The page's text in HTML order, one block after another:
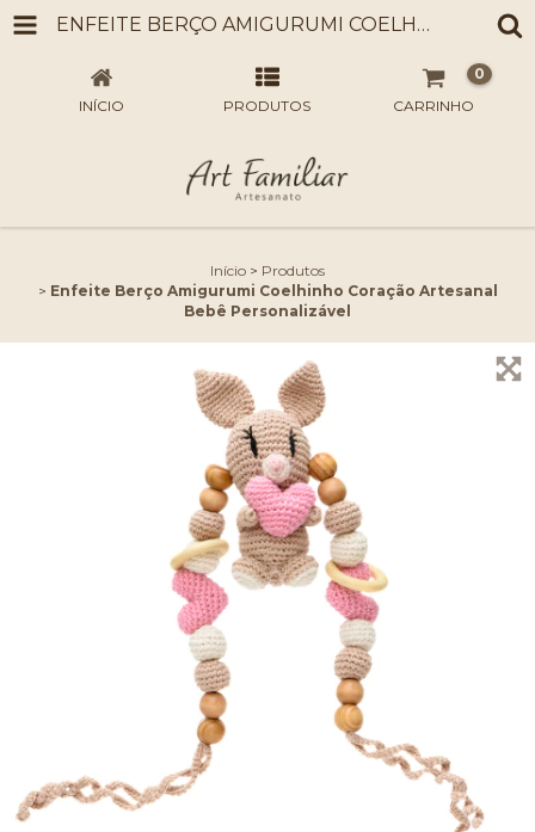
ENFEITE BERÇO AMIGURUMI COELHINHO CORAÇÃO ARTESANAL BEBÊ PERSONALIZÁVEL
INÍCIO PRODUTOS CARRINHO
0
Início > Produtos
> Enfeite Berço Amigurumi Coelhinho Coração Artesanal
Bebê Personalizável